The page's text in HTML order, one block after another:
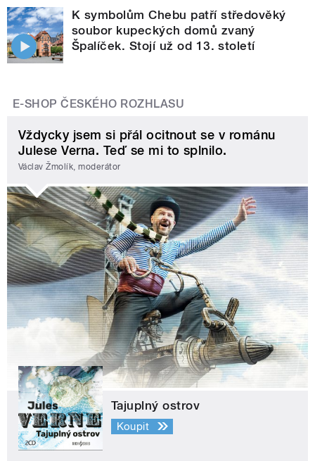
K symbolům Chebu patří středověký
soubor kupeckých domů zvaný
Špalíček. Stojí už od 13. století
E-SHOP ČESKÉHO ROZHLASU
Vždycky jsem si přál ocitnout se v románu
Julese Verna. Teď se mi to splnilo.
Václav Žmolík, moderátor
Tajuplný ostrov
Koupit